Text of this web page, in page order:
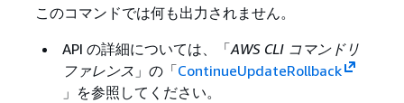
このコマンドでは何も出力されません。
API の詳細については、「AWS CLI コマンドリ
ファレンス 」の「ContinueUpdateRollback
」を参照してください。